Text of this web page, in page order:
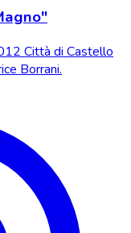
Città di Castello
Borrani.